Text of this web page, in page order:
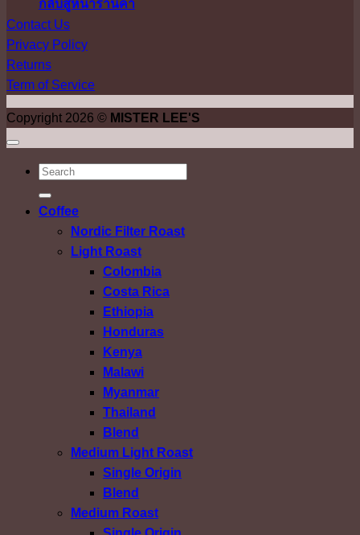
กลับสู่หน้าร้านค้า
Contact Us
Privacy Policy
Returns
Term of Service
Copyright 2026 © MISTER LEE'S
ค้นหา:
Coffee
Nordic Filter Roast
Light Roast
Colombia
Costa Rica
Ethiopia
Honduras
Kenya
Malawi
Myanmar
Thailand
Blend
Medium Light Roast
Single Origin
Blend
Medium Roast